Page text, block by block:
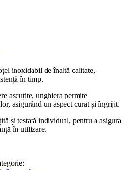
inoxidabil de înaltă calitate,
în timp.
ascuțite, unghiera permite
asigurând un aspect curat și îngrijit.
și testată individual, pentru a asigura
în utilizare.